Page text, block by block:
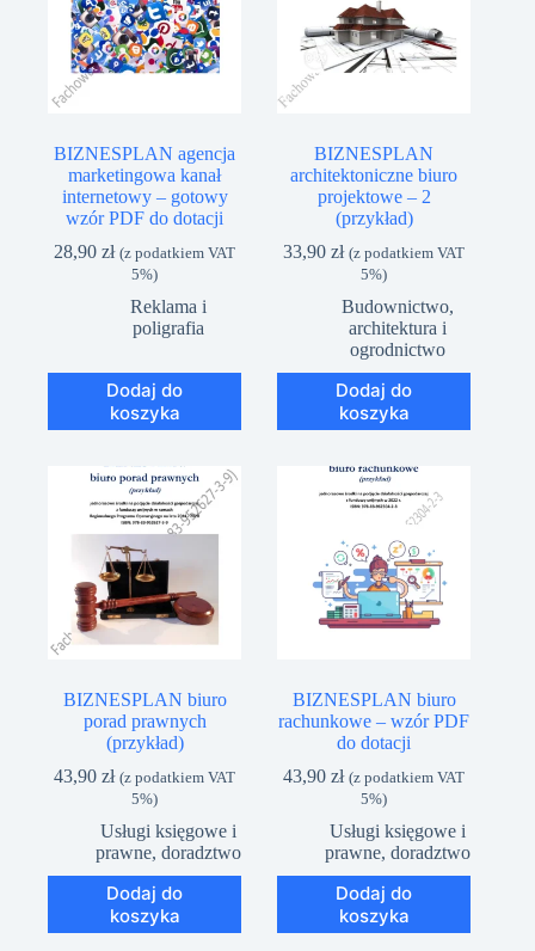
BIZNESPLAN agencja
marketingowa kanał
internetowy – gotowy
wzór PDF do dotacji
28,90zł (z podatkiem VAT
5%)
Reklama i
poligrafia
Dodaj do
koszyka
BIZNESPLAN
architektoniczne biuro
projektowe – 2
(przykład)
33,90zł (z podatkiem VAT
5%)
Budownictwo,
architektura i
ogrodnictwo
Dodaj do
koszyka
BIZNESPLAN biuro
porad prawnych
(przykład)
43,90zł (z podatkiem VAT
5%)
Usługi księgowe i
prawne, doradztwo
Dodaj do
koszyka
BIZNESPLAN biuro
rachunkowe – wzór PDF
do dotacji
43,90zł (z podatkiem VAT
5%)
Usługi księgowe i
prawne, doradztwo
Dodaj do
koszyka